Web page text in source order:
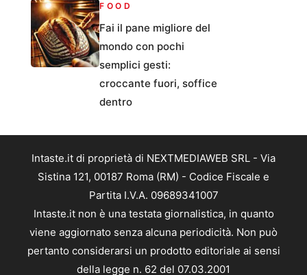
FOOD
Fai il pane migliore del
mondo con pochi
semplici gesti:
croccante fuori, soffice
dentro
Intaste.it di proprietà di NEXTMEDIAWEB SRL - Via
Sistina 121, 00187 Roma (RM) - Codice Fiscale e
Partita I.V.A. 09689341007
Intaste.it non è una testata giornalistica, in quanto
viene aggiornato senza alcuna periodicità. Non può
pertanto considerarsi un prodotto editoriale ai sensi
della legge n. 62 del 07.03.2001